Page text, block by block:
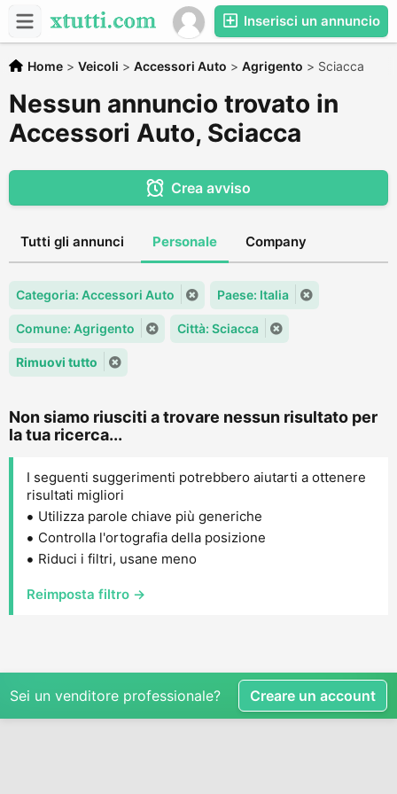
Inserisci un annuncio
Home > Veicoli > Accessori Auto > Agrigento > Sciacca
Nessun annuncio trovato in
Accessori Auto, Sciacca
Crea avviso
Tutti gli annunci Personale Company
Categoria: Accessori Auto Paese: Italia
Comune: Agrigento Città: Sciacca
Rimuovi tutto
Non siamo riusciti a trovare nessun risultato per
la tua ricerca...
I seguenti suggerimenti potrebbero aiutarti a ottenere
risultati migliori
Utilizza parole chiave più generiche
Controlla l'ortografia della posizione
Riduci i filtri, usane meno
Reimposta filtro →
Sei un venditore professionale? Creare un account